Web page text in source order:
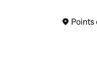
Points